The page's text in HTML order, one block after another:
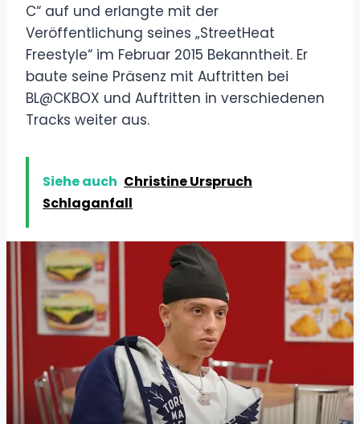
C“ auf und erlangte mit der
Veröffentlichung seines „StreetHeat
Freestyle“ im Februar 2015 Bekanntheit. Er
baute seine Präsenz mit Auftritten bei
BL@CKBOX und Auftritten in verschiedenen
Tracks weiter aus.
Siehe auch Christine Urspruch
Schlaganfall